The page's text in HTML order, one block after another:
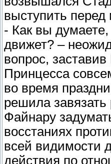
выступить
- Как вы
движет? –
вопрос,
Принцесса
во время
решила завязать
Файнару
восстаниях
всей видимости
действия по